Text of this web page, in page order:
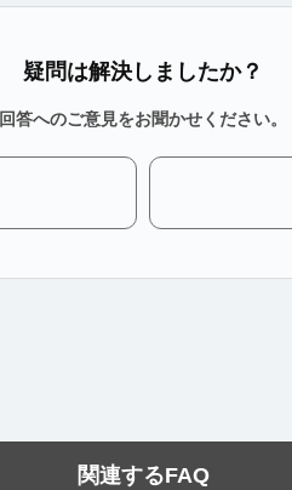
疑問は解決しましたか？
回答へのご意見をお聞かせください。
関連するFAQ